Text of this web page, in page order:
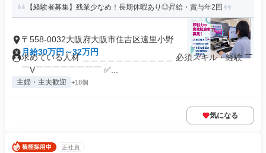
【経験者募集】残業少なめ！長期休暇あり◎昇給・賞与年2回
〒558-0032大阪府大阪市住吉区遠里小野
月給30万円～32万円
求めている人材 ＿＿＿＿＿＿＿＿＿＿＿ 必須スキル・経験 ￣
￣V￣￣￣￣￣￣￣￣ ✅...
主婦・主夫歓迎 +18個
気になる
正社員